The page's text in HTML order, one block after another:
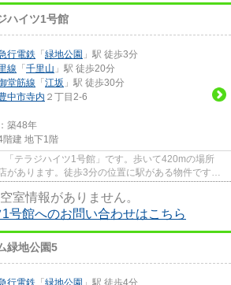
ハイツ1号館
行電鉄 「 緑地公園 」駅 徒歩3分
線 「 千里山 」駅 徒歩20分
堂筋線 「 江坂 」駅 徒歩30分
中市寺内 ２丁目2-6
築48年
階建 地下1階
「テラジハイツ1号館」です。歩いて420mの場所
があります。徒歩3分の位置に駅がある物件です。
室情報がありません。
号館へのお問い合わせはこちら
緑地公園5
行電鉄 「 緑地公園 」駅 徒歩4分